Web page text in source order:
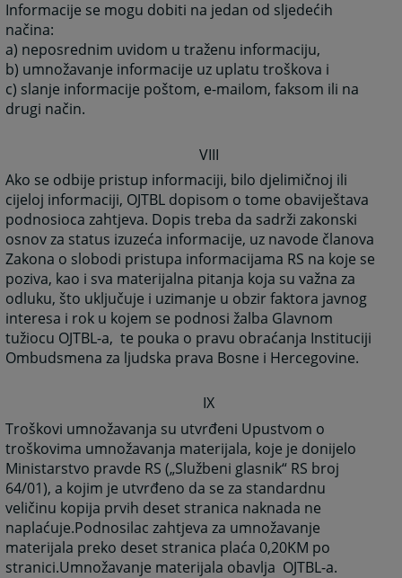
Informacije se mogu dobiti na jedan od sljedećih
načina:
a) neposrednim uvidom u traženu informaciju,
b) umnožavanje informacije uz uplatu troškova i
c) slanje informacije poštom, e-mailom, faksom ili na
drugi način.
VIII
Ako se odbije pristup informaciji, bilo djelimičnoj ili
cijeloj informaciji, OJTBL dopisom o tome obaviještava
podnosioca zahtjeva. Dopis treba da sadrži zakonski
osnov za status izuzeća informacije, uz navode članova
Zakona o slobodi pristupa informacijama RS na koje se
poziva, kao i sva materijalna pitanja koja su važna za
odluku, što uključuje i uzimanje u obzir faktora javnog
interesa i rok u kojem se podnosi žalba Glavnom
tužiocu OJTBL-a, te pouka o pravu obraćanja Instituciji
Ombudsmena za ljudska prava Bosne i Hercegovine.
IX
Troškovi umnožavanja su utvrđeni Upustvom o
troškovima umnožavanja materijala, koje je donijelo
Ministarstvo pravde RS („Službeni glasnik“ RS broj
64/01), a kojim je utvrđeno da se za standardnu
veličinu kopija prvih deset stranica naknada ne
naplaćuje.Podnosilac zahtjeva za umnožavanje
materijala preko deset stranica plaća 0,20KM po
stranici.Umnožavanje materijala obavlja OJTBL-a.